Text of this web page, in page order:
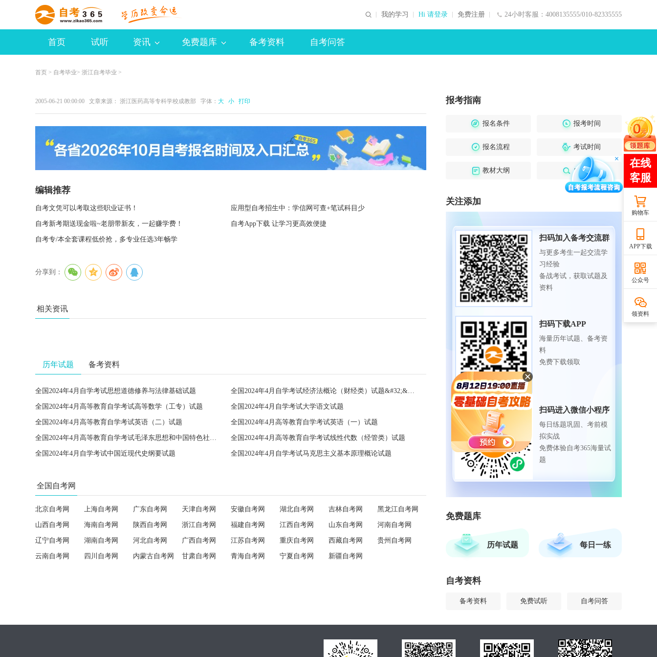
24小时客服：4008135555/010-82335555
我的学习 Hi 请登录 免费注册
首页 试听 资讯 免费题库 备考资料 自考问答
首页 > 自考毕业> 浙江自考毕业 >
2005-06-21 00:00:00 文章来源： 浙江医药高等专科学校成教部 字体： 大 小 打印
编辑推荐
自考文凭可以考取这些职业证书！ 应用型自考招生中：学信网可查+笔试科目少
自考新考期送现金啦~老朋带新友，一起赚学费！ 自考App下载 让学习更高效便捷
自考专/本全套课程低价抢，多专业任选3年畅学
分享到：
相关资讯
历年试题 备考资料
全国2024年4月自学考试思想道德修养与法律基础试题 全国2024年4月自学考试经济法概论（财经类）试题&#32;&#32;
全国2024年4月高等教育自学考试高等数学（工专）试题 全国2024年4月自学考试大学语文试题
全国2024年4月高等教育自学考试英语（二）试题 全国2024年4月高等教育自学考试英语（一）试题
全国2024年4月高等教育自学考试毛泽东思想和中国特色社会主义理论体系概论试题 全国2024年4月高等教育自学考试线性代数（经管类）试题
全国2024年4月自学考试中国近现代史纲要试题 全国2024年4月自学考试马克思主义基本原理概论试题
全国自考网
北京自考网 上海自考网 广东自考网 天津自考网 安徽自考网 湖北自考网 吉林自考网 黑龙江自考网
山西自考网 海南自考网 陕西自考网 浙江自考网 福建自考网 江西自考网 山东自考网 河南自考网
辽宁自考网 湖南自考网 河北自考网 广西自考网 江苏自考网 重庆自考网 西藏自考网 贵州自考网
云南自考网 四川自考网 内蒙古自考网 甘肃自考网 青海自考网 宁夏自考网 新疆自考网
报考指南
报名条件 报考时间
报名流程 考试时间
教材大纲 成绩查询
关注添加
扫码加入备考交流群
与更多考生一起交流学
习经验
备战考试，获取试题及
资料
扫码下载APP
海量历年试题、备考资
料
免费下载领取
扫码进入微信小程序
每日练题巩固、考前模
拟实战
免费体验自考365海量试
题
免费题库
历年试题 每日一练
自考资料
备考资料 免费试听 自考问答
购物车
APP下载
公众号
领资料